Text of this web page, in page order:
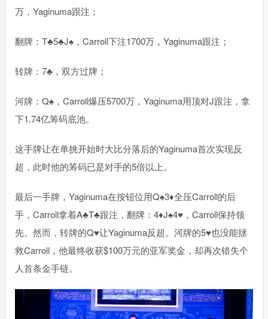
万，Yaginuma跟注；
翻牌：T♣5♣J♠，Carroll下注1700万，Yaginuma跟注；
转牌：7♣，双方过牌；
河牌：Q♠，Carroll爆压5700万，Yaginuma用顶对J跟注，拿
下1.74亿筹码底池。
这手牌让在单挑开始时大比分落后的Yaginuma首次实现反
超，此时他的筹码已是对手的5倍以上。
最后一手牌，Yaginuma在按钮位用Q♠3♦全压Carroll的后
手，Carroll拿着A♣T♣跟注，翻牌：4♦J♠4♥，Carroll保持领
先。然而，转牌的Q♥让Yaginuma反超。河牌的5♥也没能拯
救Carroll，他最终收获$100万元的亚军奖金，却再次错失个
人首条金手链。